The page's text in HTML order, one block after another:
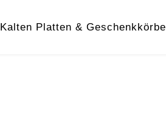
Kalten Platten & Geschenkkörbe